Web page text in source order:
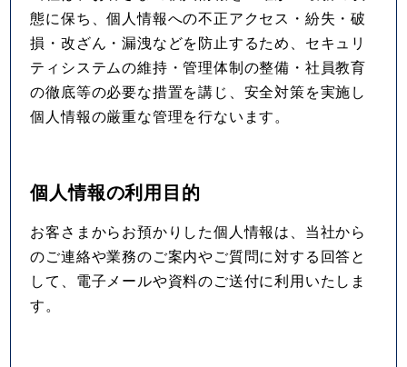
態に保ち、個人情報への不正アクセス・紛失・破
損・改ざん・漏洩などを防止するため、セキュリ
ティシステムの維持・管理体制の整備・社員教育
の徹底等の必要な措置を講じ、安全対策を実施し
個人情報の厳重な管理を行ないます。
個人情報の利用目的
お客さまからお預かりした個人情報は、当社から
のご連絡や業務のご案内やご質問に対する回答と
して、電子メールや資料のご送付に利用いたしま
す。